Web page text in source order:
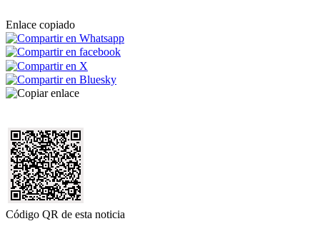
Enlace copiado
Código QR de esta noticia